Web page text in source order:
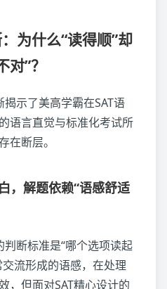
为什么“读得顺”却
对”？
示了美高学霸在SAT语
语言直觉与标准化考试所
在断层。
，解题依赖“语感舒适
断标准是“哪个选项读起
流形成的语感，在处理
，但面对SAT精心设计的